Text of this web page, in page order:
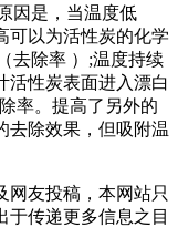
因是，当温度低
可以为活性炭的化学
去除率 ）;温度持续
活性炭表面进入漂白
率。提高了另外的
去除效果，但吸附温
网友投稿，本网站只
于传递更多信息之目